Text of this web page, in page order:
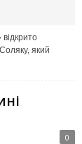
який
0